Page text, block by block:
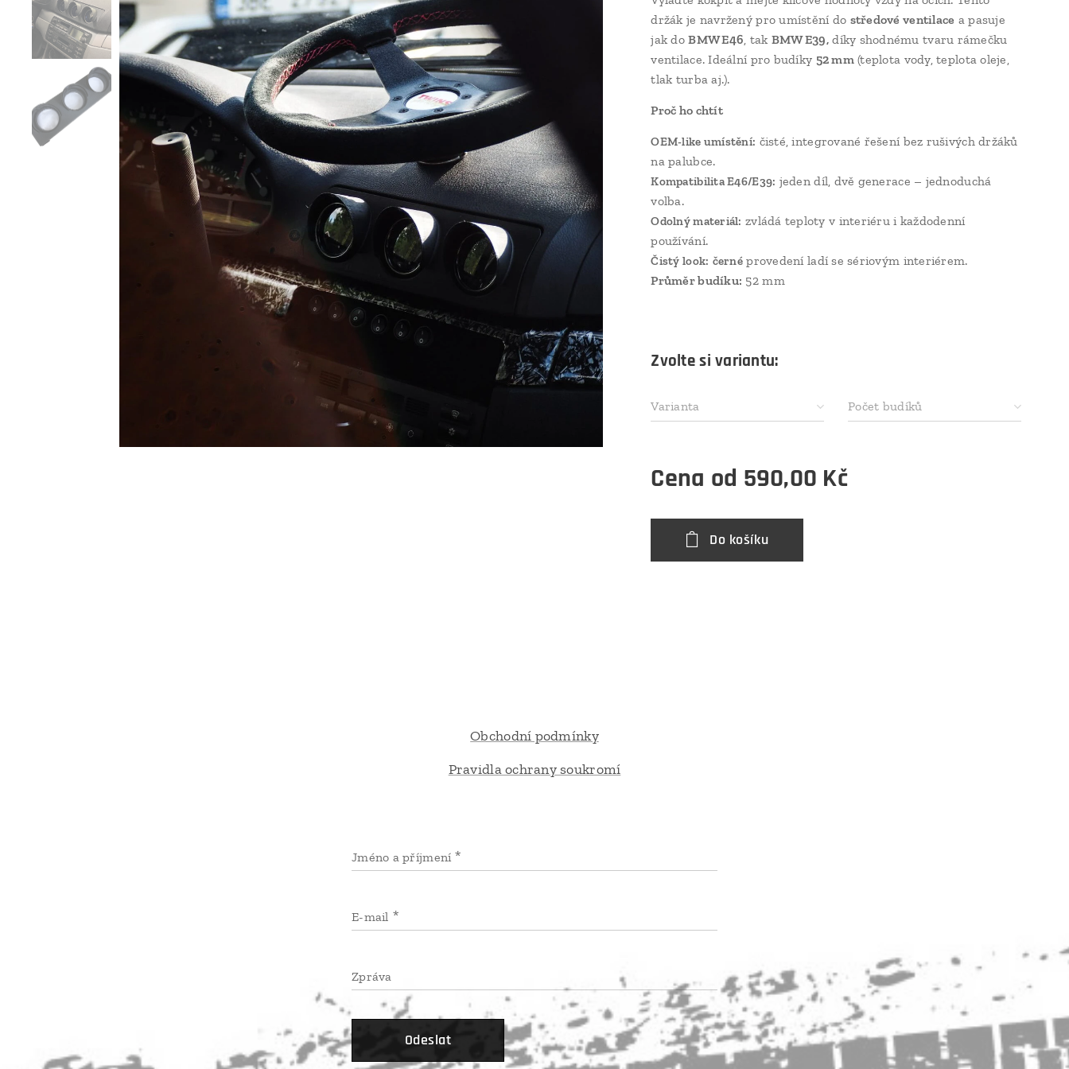
držák je navržený pro umístění do středové ventilace a pasuje
jak doBMW E46, tak BMW E39,díky shodnému tvaru rámečku
ventilace. Ideální pro budíky 52 mm(teplota vody, teplota oleje,
tlak turba aj.).
Proč ho chtít
OEM-like umístění: čisté, integrované řešení bez rušivých držáků
na palubce.
Kompatibilita E46/E39: jeden díl, dvě generace – jednoduchá
volba.
Odolný materiál: zvládá teploty v interiéru i každodenní
používání.
Čistý look: černé provedení ladí se sériovým interiérem.
Průměr budíku: 52 mm
Zvolte si variantu:
Varianta Počet budíků
Cena od 590,00 Kč
Do košíku
Obchodní podmínky
Pravidla ochrany soukromí
Jméno a příjmení
E-mail
Zpráva
Odeslat